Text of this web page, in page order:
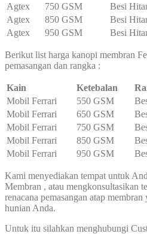
Agtex
750 GSM Besi
Agtex
850 GSM Besi
Agtex
950 GSM Besi
Berikut list harga kanopi membran
pemasangan dan rangka :
Kain Ketebalan
Mobil Ferrari
550 GSM
Mobil Ferrari
650 GSM
Mobil Ferrari
750 GSM
Mobil Ferrari
850 GSM
Mobil Ferrari
950 GSM
Kami menyediakan tempat untuk
Membran , atau mengkonsultasikan
renacana pemasangan atap membran
hunian Anda.
Untuk itu silahkan menghubungi